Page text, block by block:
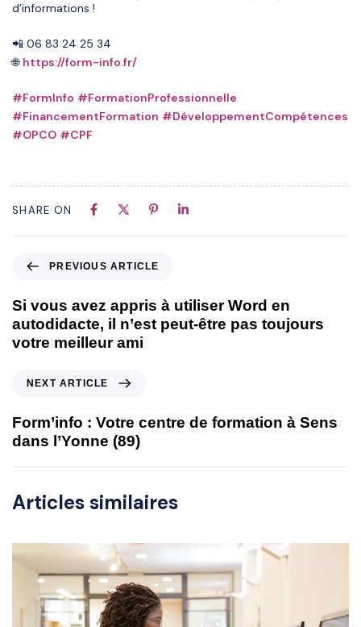
d’informations !
📲 06 83 24 25 34
🌐 https://form-info.fr/
#FormInfo #FormationProfessionnelle
#FinancementFormation #DéveloppementCompétences
#OPCO #CPF
SHARE ON
PREVIOUS ARTICLE
Si vous avez appris à utiliser Word en
autodidacte, il n’est peut-être pas toujours
votre meilleur ami
NEXT ARTICLE
Form’info : Votre centre de formation à Sens
dans l’Yonne (89)
Articles similaires